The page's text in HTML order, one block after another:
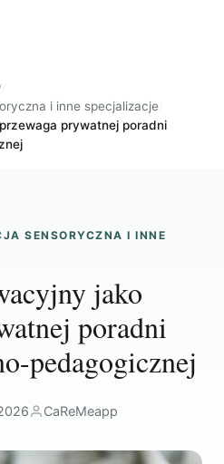
i inne specjalizacje
prywatnej poradni
SENSORYCZNA I INNE
jako
poradni
pedagogicznej
CaReMeapp